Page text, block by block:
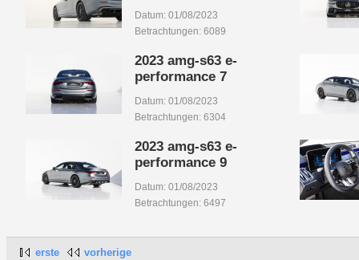
Datum: 01/08/2023
Betrachtungen: 6089
2023 amg-s63 e-
performance 7
Datum: 01/08/2023
Betrachtungen: 6304
2023 amg-s63 e-
performance 9
Datum: 01/08/2023
Betrachtungen: 6497
erste vorherige